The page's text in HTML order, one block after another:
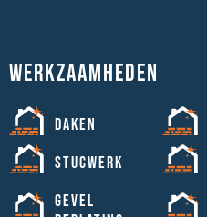
Werkzaamheden
Daken
Stucwerk
Gevel